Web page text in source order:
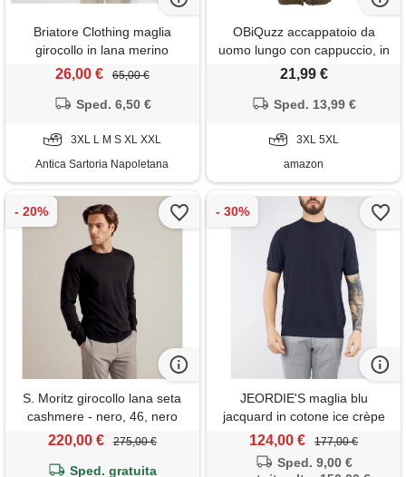
Briatore Clothing maglia
girocollo in lana merino
26,00 € 65,00 €
Sped. 6,50 €
3XL L M S XL XXL
Antica Sartoria Napoletana
OBiQuzz accappatoio da
uomo lungo con cappuccio, in
pile morbido, per spa e
marrone, xxxl
21,99 €
Sped. 13,99 €
3XL 5XL
amazon
S. Moritz girocollo lana seta
cashmere - nero, 46, nero
220,00 € 275,00 €
Sped. gratuita
JEORDIE'S maglia blu
jacquard in cotone ice crèpe
124,00 € 177,00 €
Sped. 9,00 €